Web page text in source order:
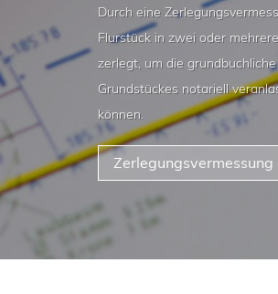
Durch eine
Flurstück in zwei oder
zerlegt, um die
Grundstückes notariell
können.
Zerlegungsvermessung